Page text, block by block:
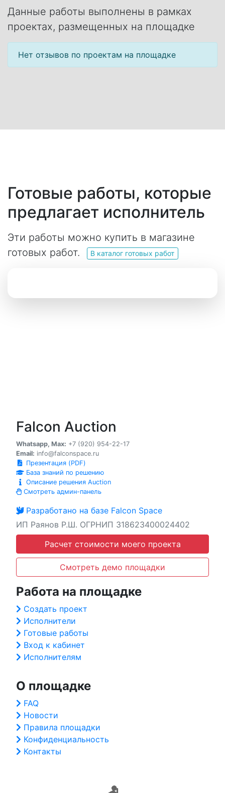
Данные работы выполнены в рамках
проектах, размещенных на площадке
Нет отзывов по проектам на площадке
Готовые работы, которые
предлагает исполнитель
Эти работы можно купить в магазине
готовых работ.
В каталог готовых работ
Falcon Auction
Whatsapp, Max: +7 (920) 954-22-17
Email: info@falconspace.ru
Презентация (PDF)
База знаний по решению
Описание решения Auction
Смотреть админ-панель
Разработано на базе Falcon Space
ИП Раянов Р.Ш. ОГРНИП 318623400024402
Расчет стоимости моего проекта
Смотреть демо площадки
Работа на площадке
Создать проект
Исполнители
Готовые работы
Вход к кабинет
Исполнителям
О площадке
FAQ
Новости
Правила площадки
Конфиденциальность
Контакты